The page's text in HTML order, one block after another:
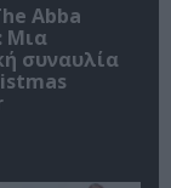
Abba
Μια
συναυλία